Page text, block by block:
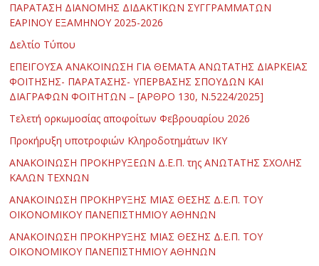
ΠΑΡΑΤΑΣΗ ΔΙΑΝΟΜΗΣ ΔΙΔΑΚΤΙΚΩΝ ΣΥΓΓΡΑΜΜΑΤΩΝ
ΕΑΡΙΝΟΥ ΕΞΑΜΗΝΟΥ 2025-2026
Δελτίο Τύπου
ΕΠΕΙΓΟΥΣΑ ΑΝΑΚΟΙΝΩΣΗ ΓΙΑ ΘΕΜΑΤΑ ΑΝΩΤΑΤΗΣ ΔΙΑΡΚΕΙΑΣ
ΦΟΙΤΗΣΗΣ- ΠΑΡΑΤΑΣΗΣ- ΥΠΕΡΒΑΣΗΣ ΣΠΟΥΔΩΝ ΚΑΙ
ΔΙΑΓΡΑΦΩΝ ΦΟΙΤΗΤΩΝ – [ΑΡΘΡΟ 130, Ν.5224/2025]
Τελετή ορκωμοσίας αποφοίτων Φεβρουαρίου 2026
Προκήρυξη υποτροφιών Κληροδοτημάτων ΙΚΥ
ΑΝΑΚΟΙΝΩΣΗ ΠΡΟΚΗΡΥΞΕΩΝ Δ.Ε.Π. της ΑΝΩΤΑΤΗΣ ΣΧΟΛΗΣ
ΚΑΛΩΝ ΤΕΧΝΩΝ
ΑΝΑΚΟΙΝΩΣΗ ΠΡΟΚΗΡΥΞΗΣ ΜΙΑΣ ΘΕΣΗΣ Δ.Ε.Π. ΤΟΥ
ΟΙΚΟΝΟΜΙΚΟΥ ΠΑΝΕΠΙΣΤΗΜΙΟΥ ΑΘΗΝΩΝ
ΑΝΑΚΟΙΝΩΣΗ ΠΡΟΚΗΡΥΞΗΣ ΜΙΑΣ ΘΕΣΗΣ Δ.Ε.Π. ΤΟΥ
ΟΙΚΟΝΟΜΙΚΟΥ ΠΑΝΕΠΙΣΤΗΜΙΟΥ ΑΘΗΝΩΝ